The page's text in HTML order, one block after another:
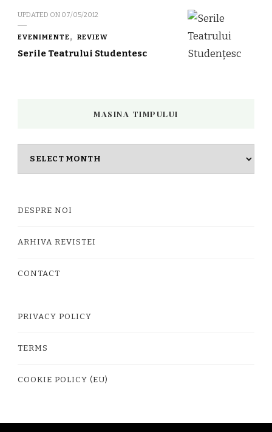
UPDATED ON 07/05/2012
EVENIMENTE REVIEW
Serile Teatrului Studentesc
MASINA TIMPULUI
DESPRE NOI
ARHIVA REVISTEI
CONTACT
PRIVACY POLICY
TERMS
COOKIE POLICY (EU)